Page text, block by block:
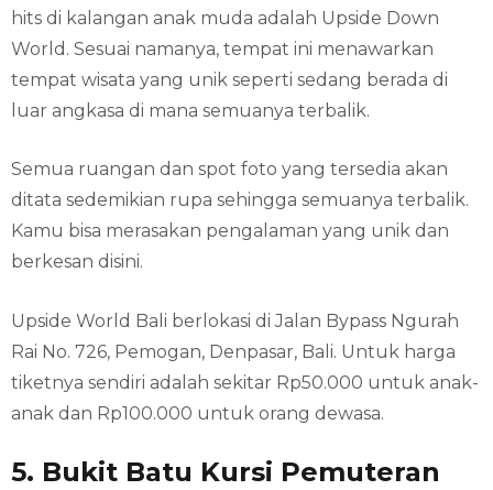
hits di kalangan anak muda adalah Upside Down
World. Sesuai namanya, tempat ini menawarkan
tempat wisata yang unik seperti sedang berada di
luar angkasa di mana semuanya terbalik.
Semua ruangan dan spot foto yang tersedia akan
ditata sedemikian rupa sehingga semuanya terbalik.
Kamu bisa merasakan pengalaman yang unik dan
berkesan disini.
Upside World Bali berlokasi di Jalan Bypass Ngurah
Rai No. 726, Pemogan, Denpasar, Bali. Untuk harga
tiketnya sendiri adalah sekitar Rp50.000 untuk anak-
anak dan Rp100.000 untuk orang dewasa.
5. Bukit Batu Kursi Pemuteran